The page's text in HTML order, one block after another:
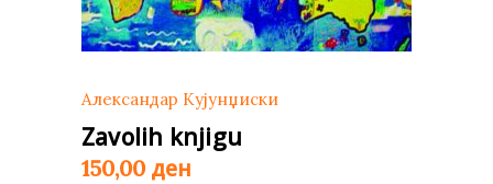
Александар Кујунџиски
Zavolih knjigu
150,00 ден